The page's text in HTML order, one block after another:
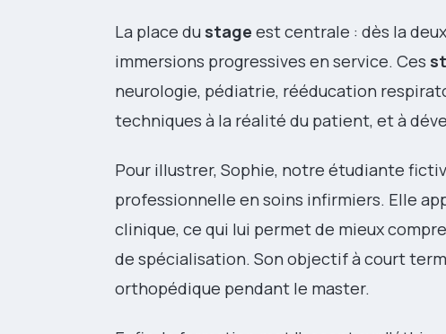
La place du stage est centrale : dès la
immersions progressives en service. Ces
neurologie, pédiatrie, rééducation
techniques à la réalité du patient, et à
Pour illustrer, Sophie, notre étudiante
professionnelle en soins infirmiers. Elle
clinique, ce qui lui permet de mieux
de spécialisation. Son objectif à court
orthopédique pendant le master.